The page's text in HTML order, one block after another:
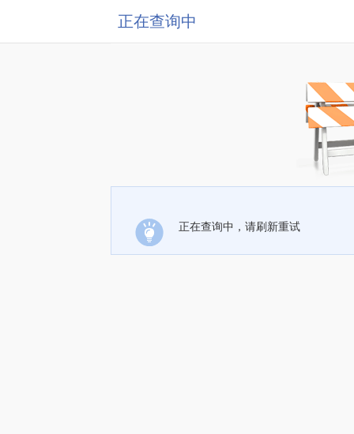
正在查询中
正在查询中，请刷新重试